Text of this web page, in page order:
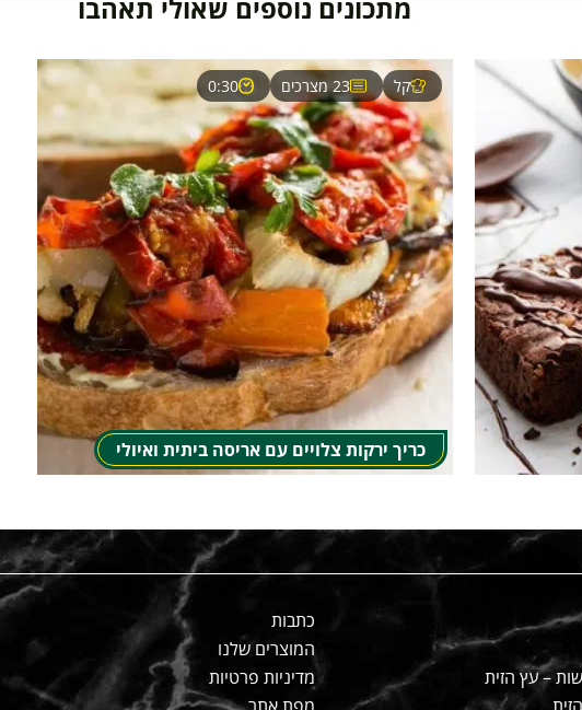
מתכונים נוספים שאולי תאהבו
כריך ירקות צלויים עם אריסה ביתית ואיולי
קל 23 מצרכים 0:30
כתבות
המוצרים שלנו
– עץ הזית
מדיניות פרטיות